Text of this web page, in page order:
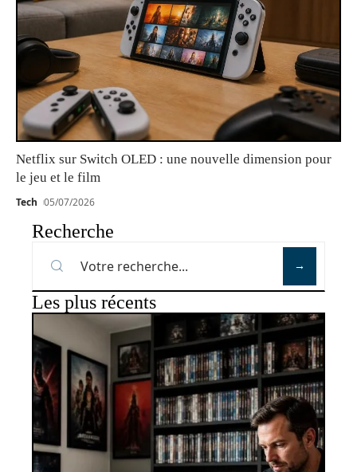
Netflix sur Switch OLED : une nouvelle dimension pour
le jeu et le film
Tech 05/07/2026
Recherche
Les plus récents